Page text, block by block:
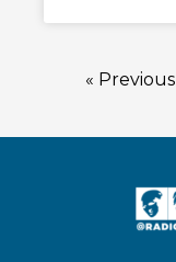
« Previous